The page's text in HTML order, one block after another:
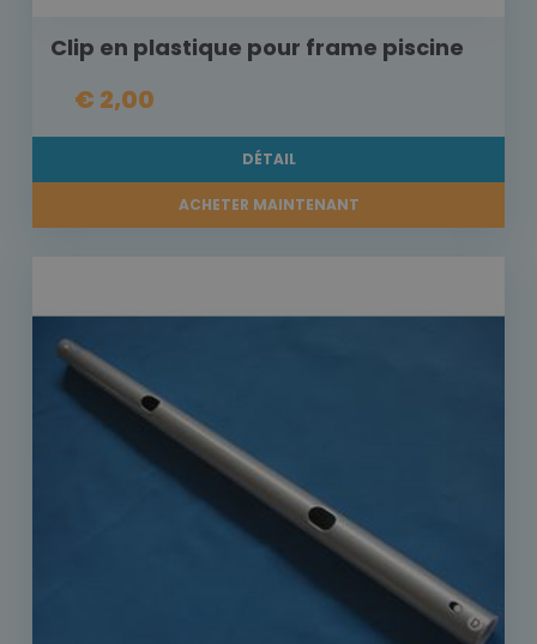
Clip en plastique pour frame piscine
€ 2,00
DÉTAIL
ACHETER MAINTENANT